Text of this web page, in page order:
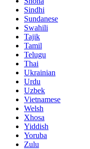
Sindhi
Sundanese
Swahili
Tajik
Tamil
Telugu
Thai
Ukrainian
Urdu
Uzbek
Vietnamese
Welsh
Xhosa
Yiddish
Yoruba
Zulu